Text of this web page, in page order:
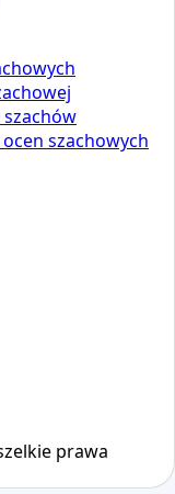
szachowych
prawa